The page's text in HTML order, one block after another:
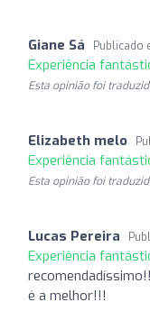
Giane Sá Publicado
Experiência
Esta opinião foi
Elizabeth melo
Experiência
Esta opinião foi
Lucas Pereira
Experiência
é a melhor!!!